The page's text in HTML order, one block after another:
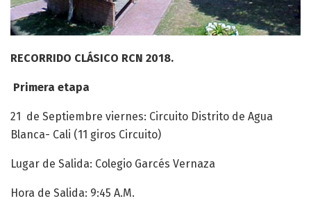
RECORRIDO CLÁSICO RCN 2018.
Primera etapa
21 de Septiembre viernes: Circuito Distrito de Agua
Blanca- Cali (11 giros Circuito)
Lugar de Salida: Colegio Garcés Vernaza
Hora de Salida: 9:45 A.M.